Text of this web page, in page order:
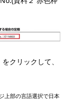
クリックして、
上部の言語選択で日本